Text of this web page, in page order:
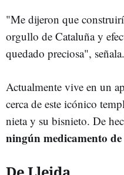
"Me dijeron que
orgullo de Cataluña y
quedado preciosa", señala.
Actualmente vive en un
cerca de este icónico
nieta y su bisnieto. De
ningún medicamento